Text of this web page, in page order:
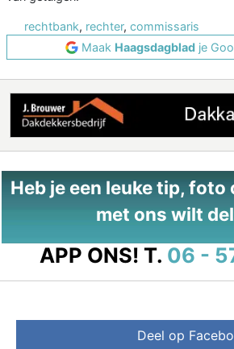
rechtbank, rechter, commissaris
Maak Haagsdagbladje
Heb je een leuke tip, foto
met ons wilt
APP ONS! T. 06 -
Deel op